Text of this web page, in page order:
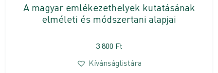
A magyar emlékezethelyek kutatásának
elméleti és módszertani alapjai
3 800 Ft
Kívánságlistára